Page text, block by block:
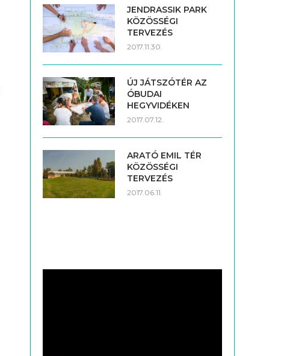
JENDRASSIK PARK
KÖZÖSSÉGI
TERVEZÉS
2017.11.30.
ÚJ JÁTSZÓTÉR AZ
ÓBUDAI
HEGYVIDÉKEN
2017.07.12.
ARATÓ EMIL TÉR
KÖZÖSSÉGI
TERVEZÉS
2017.06.11.